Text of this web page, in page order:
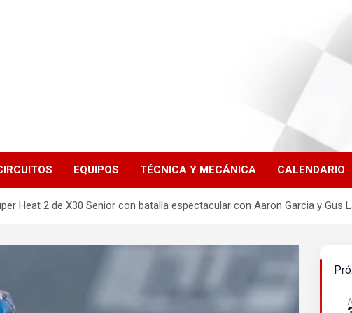
EQUIPOS TÉCNICA Y MECÁNICA CALENDARIO
Heat 2 de X30 Senior con batalla espectacular con Aaron Garcia y Gus